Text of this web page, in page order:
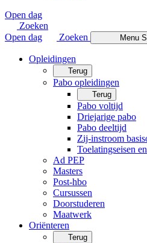
Open dag
Zoeken
Open dag
Zoeken Menu
Opleidingen
Terug
Pabo opleidingen
Terug
Pabo voltijd
Driejarige pabo
Pabo deeltijd
Zij-instroom
Toelatingseisen
Ad PEP
Masters
Post-hbo
Cursussen
Doorstuderen
Maatwerk
Oriënteren
Terug